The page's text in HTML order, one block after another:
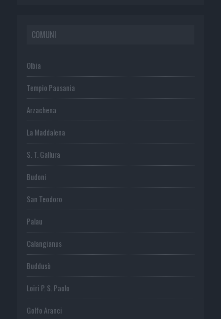
COMUNI
Olbia
Tempio Pausania
Arzachena
La Maddalena
S. T. Gallura
Budoni
San Teodoro
Palau
Calangianus
Buddusò
Loiri P. S. Paolo
Golfo Aranci